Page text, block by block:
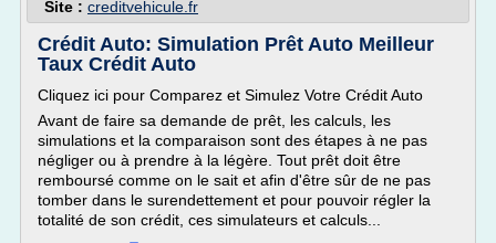
Site : creditvehicule.fr
Crédit Auto: Simulation Prêt Auto Meilleur
Taux Crédit Auto
Cliquez ici pour Comparez et Simulez Votre Crédit Auto
Avant de faire sa demande de prêt, les calculs, les
simulations et la comparaison sont des étapes à ne pas
négliger ou à prendre à la légère. Tout prêt doit être
remboursé comme on le sait et afin d'être sûr de ne pas
tomber dans le surendettement et pour pouvoir régler la
totalité de son crédit, ces simulateurs et calculs...